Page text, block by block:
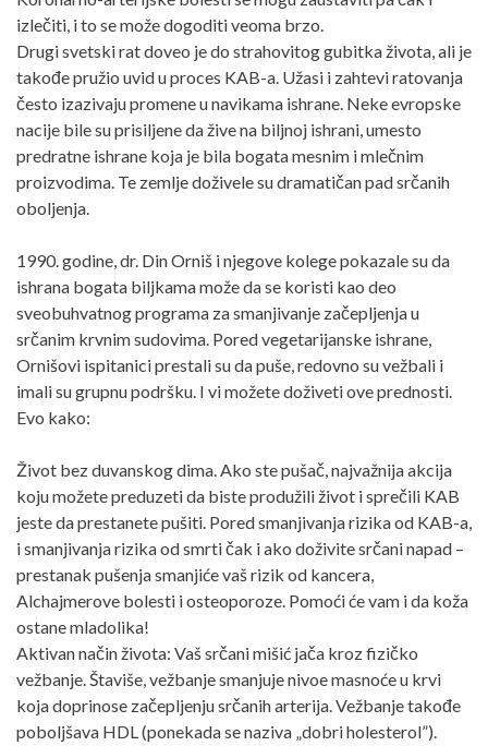
izlečiti, i to se može dogoditi veoma brzo.
Drugi svetski rat doveo je do strahovitog gubitka života, ali je
takođe pružio uvid u proces KAB-a. Užasi i zahtevi ratovanja
često izazivaju promene u navikama ishrane. Neke evropske
nacije bile su prisiljene da žive na biljnoj ishrani, umesto
predratne ishrane koja je bila bogata mesnim i mlečnim
proizvodima. Te zemlje doživele su dramatičan pad srčanih
oboljenja.
1990. godine, dr. Din Orniš i njegove kolege pokazale su da
ishrana bogata biljkama može da se koristi kao deo
sveobuhvatnog programa za smanjivanje začepljenja u
srčanim krvnim sudovima. Pored vegetarijanske ishrane,
Ornišovi ispitanici prestali su da puše, redovno su vežbali i
imali su grupnu podršku. I vi možete doživeti ove prednosti.
Evo kako:
Život bez duvanskog dima. Ako ste pušač, najvažnija akcija
koju možete preduzeti da biste produžili život i sprečili KAB
jeste da prestanete pušiti. Pored smanjivanja rizika od KAB-a,
i smanjivanja rizika od smrti čak i ako doživite srčani napad –
prestanak pušenja smanjiće vaš rizik od kancera,
Alchajmerove bolesti i osteoporoze. Pomoći će vam i da koža
ostane mladolika!
Aktivan način života: Vaš srčani mišić jača kroz fizičko
vežbanje. Štaviše, vežbanje smanjuje nivoe masnoće u krvi
koja doprinose začepljenju srčanih arterija. Vežbanje takođe
poboljšava HDL (ponekada se naziva „dobri holesterol”).